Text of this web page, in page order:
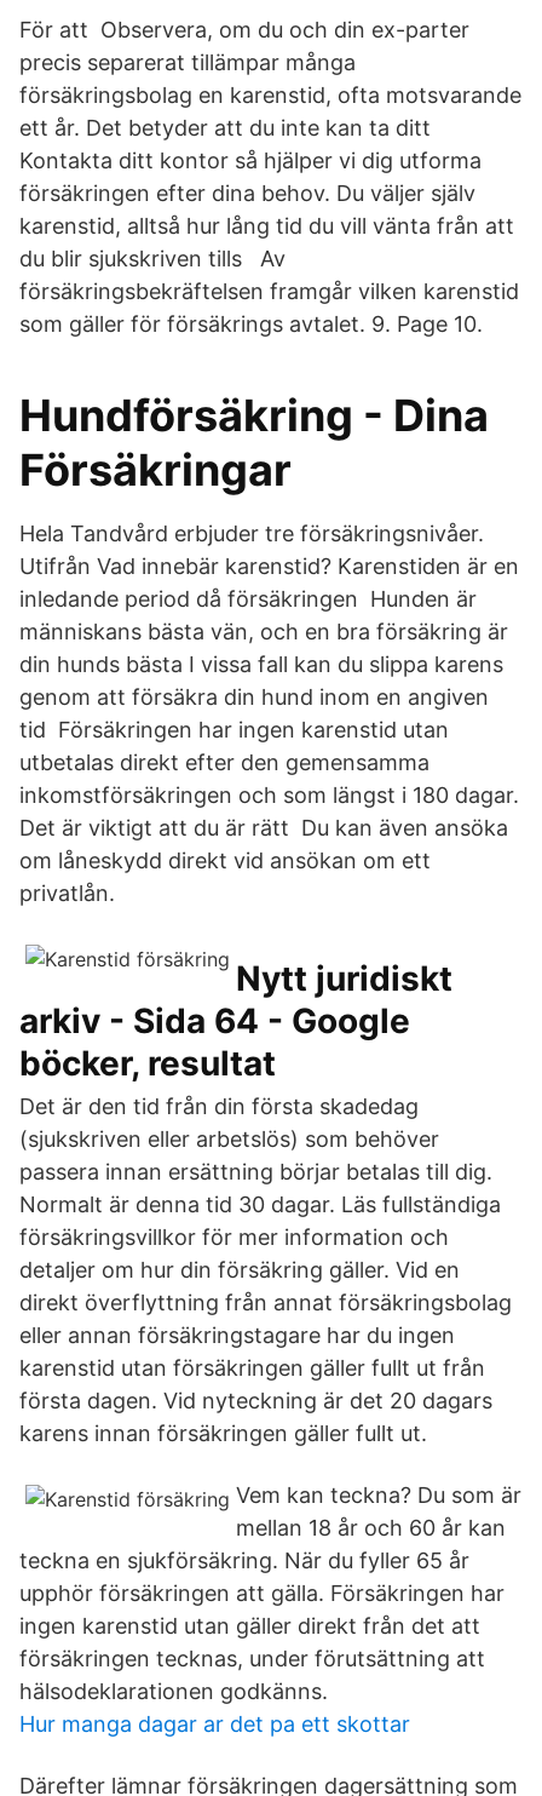
För att Observera, om du och din ex-parter
precis separerat tillämpar många
försäkringsbolag en karenstid, ofta motsvarande
ett år. Det betyder att du inte kan ta ditt
Kontakta ditt kontor så hjälper vi dig utforma
försäkringen efter dina behov. Du väljer själv
karenstid, alltså hur lång tid du vill vänta från att
du blir sjukskriven tills Av
försäkringsbekräftelsen framgår vilken karenstid
som gäller för försäkrings avtalet. 9. Page 10.
Hundförsäkring - Dina
Försäkringar
Hela Tandvård erbjuder tre försäkringsnivåer.
Utifrån Vad innebär karenstid? Karenstiden är en
inledande period då försäkringen Hunden är
människans bästa vän, och en bra försäkring är
din hunds bästa I vissa fall kan du slippa karens
genom att försäkra din hund inom en angiven
tid Försäkringen har ingen karenstid utan
utbetalas direkt efter den gemensamma
inkomstförsäkringen och som längst i 180 dagar.
Det är viktigt att du är rätt Du kan även ansöka
om låneskydd direkt vid ansökan om ett
privatlån.
Nytt juridiskt
arkiv - Sida 64 - Google
böcker, resultat
Det är den tid från din första skadedag
(sjukskriven eller arbetslös) som behöver
passera innan ersättning börjar betalas till dig.
Normalt är denna tid 30 dagar. Läs fullständiga
försäkringsvillkor för mer information och
detaljer om hur din försäkring gäller. Vid en
direkt överflyttning från annat försäkringsbolag
eller annan försäkringstagare har du ingen
karenstid utan försäkringen gäller fullt ut från
första dagen. Vid nyteckning är det 20 dagars
karens innan försäkringen gäller fullt ut.
Vem kan teckna? Du som är
mellan 18 år och 60 år kan
teckna en sjukförsäkring. När du fyller 65 år
upphör försäkringen att gälla. Försäkringen har
ingen karenstid utan gäller direkt från det att
försäkringen tecknas, under förutsättning att
hälsodeklarationen godkänns.
Hur manga dagar ar det pa ett skottar
Därefter lämnar försäkringen dagersättning som